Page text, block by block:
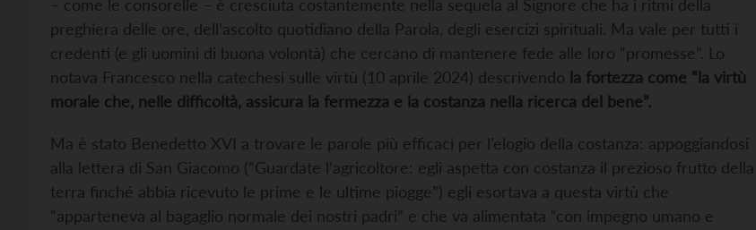
– come le consorelle – è cresciuta costantemente nella sequela al Signore che ha i ritmi della
preghiera delle ore, dell’ascolto quotidiano della Parola, degli esercizi spirituali. Ma vale per tutti i
credenti (e gli uomini di buona volontà) che cercano di mantenere fede alle loro “promesse”. Lo
notava Francesco nella catechesi sulle virtù (10 aprile 2024) descrivendo la fortezza come “la virtù
morale che, nelle difficoltà, assicura la fermezza e la costanza nella ricerca del bene”.
Ma è stato Benedetto XVI a trovare le parole più efficaci per l’elogio della costanza: appoggiandosi
alla lettera di San Giacomo (“Guardate l’agricoltore: egli aspetta con costanza il prezioso frutto della
terra finché abbia ricevuto le prime e le ultime piogge”) egli esortava a questa virtù che
“apparteneva al bagaglio normale dei nostri padri” e che va alimentata “con impegno umano e